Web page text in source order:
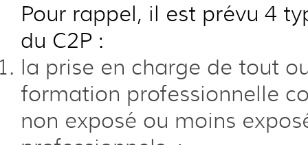
Pour rappel, il est prévu 4
du C2P :
la prise en charge de tout
formation professionnelle
non exposé ou moins